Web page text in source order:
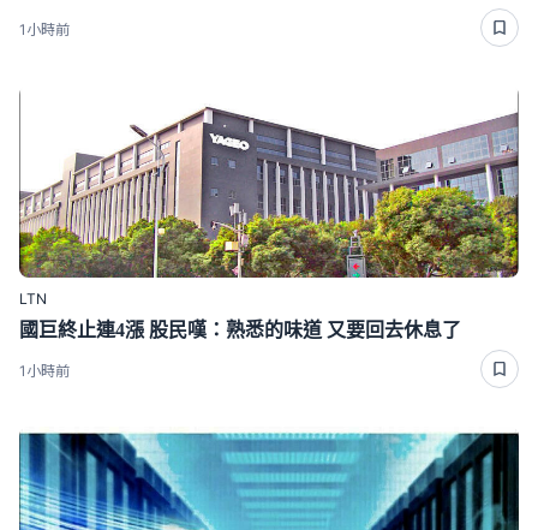
1小時前
LTN
國巨終止連4漲 股民嘆：熟悉的味道 又要回去休息了
1小時前